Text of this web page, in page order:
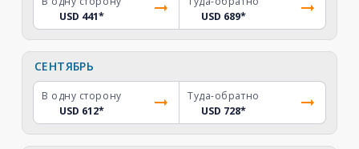
USD 441*
USD 689*
СЕНТЯБРЬ
В одну сторону
USD 612*
Туда-обратно
USD 728*